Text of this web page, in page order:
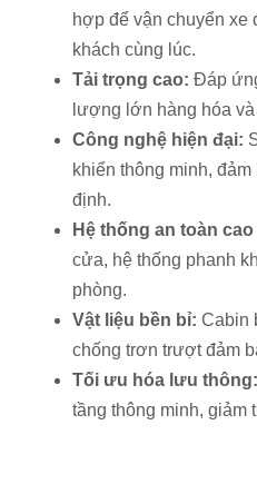
hợp để vận chuyển xe
khách cùng lúc.
Tải trọng cao: Đáp
lượng lớn hàng hóa
Công nghệ hiện đại:
khiển thông minh,
định.
Hệ thống an toàn
cửa, hệ thống phanh
phòng.
Vật liệu bền bỉ: Cabin
chống trơn trượt đảm
Tối ưu hóa lưu thông:
tầng thông minh, giảm